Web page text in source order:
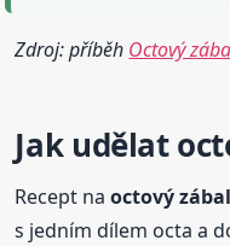
Zdroj: příběh Octový
Jak udělat
Recept naoctový zábal
s jedním dílem octa a